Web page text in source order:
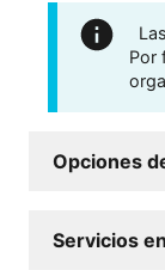
Por
Opciones
Servicios